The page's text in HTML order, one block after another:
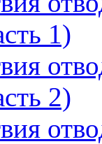
1)
2)